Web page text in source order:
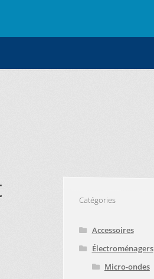
Catégories
Accessoires
Électroménagers
Micro-ondes